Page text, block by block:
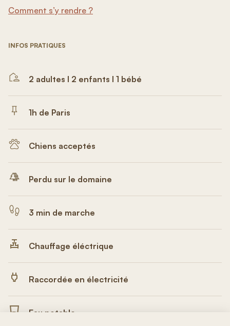
Comment s’y rendre ?
INFOS PRATIQUES
2 adultes I 2 enfants I 1 bébé
1h de Paris
Chiens acceptés
Perdu sur le domaine
3 min de marche
Chauffage éléctrique
Raccordée en électricité
Eau potable